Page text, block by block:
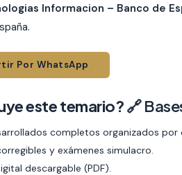
Informacion – Banco de
Por WhatsApp
este temario?🔗
completos organizados por
y exámenes simulacro.
descargable (PDF).